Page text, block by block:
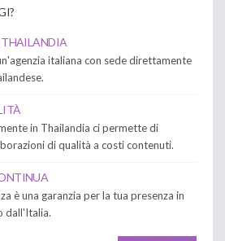
THAILANDIA
italiana con sede direttamente
in Thailandia ci permette di
di qualità a costi contenuti.
è una garanzia per la tua presenza in
dall'Italia.